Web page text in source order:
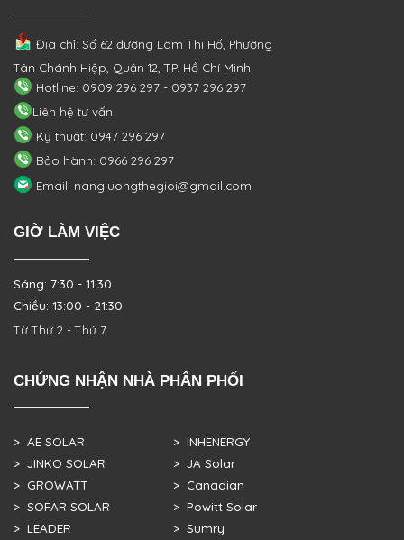
Địa chỉ: Số 62 đường Lâm Thị Hố, Phường
Tân Chánh Hiệp, Quận 12, TP. Hồ Chí Minh
Hotline: 0909 296 297 - 0937 296 297
Liên hệ tư vấn
Kỹ thuật: 0947 296 297
Bảo hành: 0966 296 297
Email: nangluongthegioi@gmail.com
GIỜ LÀM VIỆC
Sáng: 7:30 - 11:30
Chiều: 13:00 - 21:30
Từ Thứ 2 - Thứ 7
CHỨNG NHẬN NHÀ PHÂN PHỐI
> AE SOLAR
> JINKO SOLAR
> GROWATT
> SOFAR SOLAR
> LEADER
> INHENERGY
> JA Solar
> Canadian
> Powitt Solar
> Sumry